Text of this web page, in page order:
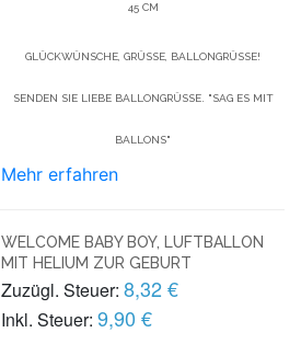
45 CM
GLÜCKWÜNSCHE, GRÜSSE, BALLONGRÜSSE! SE
NDEN SIE LIEBE BALLONGRÜSSE. "SAG ES MIT BAL
LONS"
Mehr erfahren
WELCOME BABY BOY, LUFTBALLON
MIT HELIUM ZUR GEBURT
Zuzügl. Steuer: 8,32 €
Inkl. Steuer: 9,90 €